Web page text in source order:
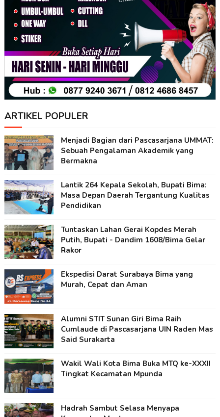
ARTIKEL POPULER
Menjadi Bagian dari Pascasarjana UMMAT:
Sebuah Pengalaman Akademik yang
Bermakna
Lantik 264 Kepala Sekolah, Bupati Bima:
Masa Depan Daerah Tergantung Kualitas
Pendidikan
Tuntaskan Lahan Gerai Kopdes Merah
Putih, Bupati - Dandim 1608/Bima Gelar
Rakor
Ekspedisi Darat Surabaya Bima yang
Murah, Cepat dan Aman
Alumni STIT Sunan Giri Bima Raih
Cumlaude di Pascasarjana UIN Raden Mas
Said Surakarta
Wakil Wali Kota Bima Buka MTQ ke-XXXII
Tingkat Kecamatan Mpunda
Hadrah Sambut Selasa Menyapa